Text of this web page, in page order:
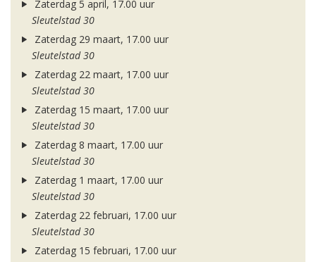
Zaterdag 5 april, 17.00 uur
Sleutelstad 30
Zaterdag 29 maart, 17.00 uur
Sleutelstad 30
Zaterdag 22 maart, 17.00 uur
Sleutelstad 30
Zaterdag 15 maart, 17.00 uur
Sleutelstad 30
Zaterdag 8 maart, 17.00 uur
Sleutelstad 30
Zaterdag 1 maart, 17.00 uur
Sleutelstad 30
Zaterdag 22 februari, 17.00 uur
Sleutelstad 30
Zaterdag 15 februari, 17.00 uur